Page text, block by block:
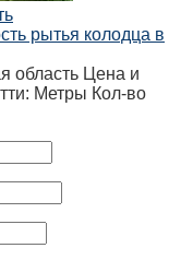
рытья колодца в
область Цена и
Метры Кол-во